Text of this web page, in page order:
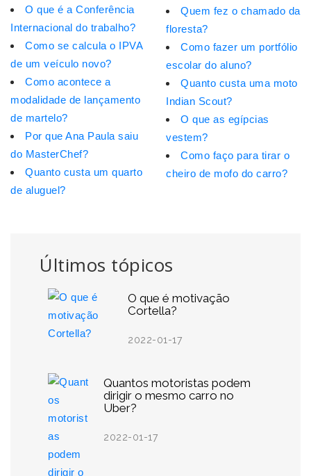
Últimos tópicos
O que é motivação
Cortella?
2022-01-17
Quantos motoristas podem
dirigir o mesmo carro no
Uber?
2022-01-17
O que é a Conferência
Internacional do trabalho?
Como se calcula o IPVA
de um veículo novo?
Como acontece a
modalidade de lançamento
de martelo?
Por que Ana Paula saiu
do MasterChef?
Quanto custa um quarto
de aluguel?
Quem fez o chamado da
floresta?
Como fazer um portfólio
escolar do aluno?
Quanto custa uma moto
Indian Scout?
O que as egípcias
vestem?
Como faço para tirar o
cheiro de mofo do carro?